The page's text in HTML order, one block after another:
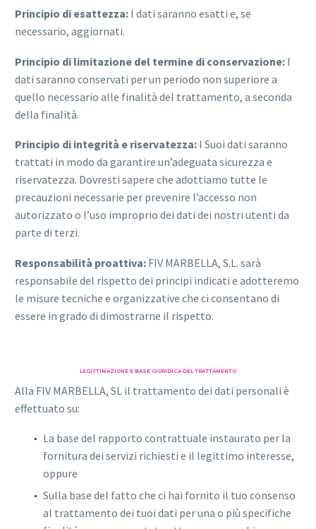
Principio di esattezza: I dati saranno esatti e, se
necessario, aggiornati.
Principio di limitazione del termine di conservazione: I
dati saranno conservati per un periodo non superiore a
quello necessario alle finalità del trattamento, a seconda
della finalità.
Principio di integrità e riservatezza: I Suoi dati saranno
trattati in modo da garantire un’adeguata sicurezza e
riservatezza. Dovresti sapere che adottiamo tutte le
precauzioni necessarie per prevenire l’accesso non
autorizzato o l’uso improprio dei dati dei nostri utenti da
parte di terzi.
Responsabilità proattiva: FIV MARBELLA, S.L. sarà
responsabile del rispetto dei principi indicati e adotteremo
le misure tecniche e organizzative che ci consentano di
essere in grado di dimostrarne il rispetto.
LEGITTIMAZIONE E BASE GIURIDICA DEL TRATTAMENTO
Alla FIV MARBELLA, SL il trattamento dei dati personali è
effettuato su:
La base del rapporto contrattuale instaurato per la
fornitura dei servizi richiesti e il legittimo interesse,
oppure
Sulla base del fatto che ci hai fornito il tuo consenso
al trattamento dei tuoi dati per una o più specifiche